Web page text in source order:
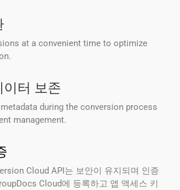
at a convenient time to optimize
터 보존
during the conversion process
management.
Cloud API는 보안이 유지되며 인증
Cloud에 등록하고 앱 액세스 키